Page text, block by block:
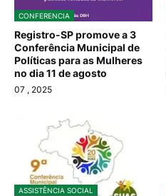
CONFERENCIA
Registro-SP promove a 3
Conferência Municipal de
Políticas para as Mulheres
no dia 11 de agosto
07 , 2025
ASSISTÊNCIA SOCIAL